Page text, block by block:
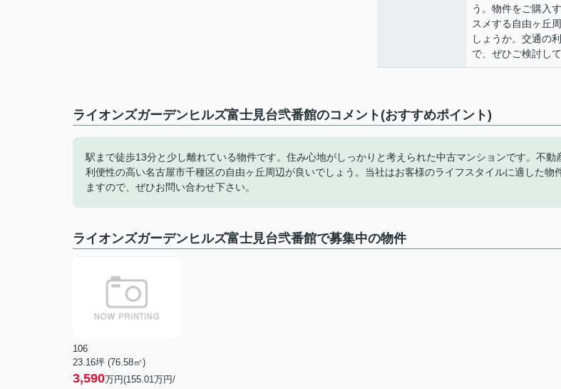
う。物件をご購入
スメする自由ヶ丘
しょうか。交通の
で、ぜひご検討して
ライオンズガーデンヒルズ富士見台弐番館のコメント(おすすめポイント)
駅まで徒歩13分と少し離れている物件です。住み心地がしっかりと考えられた中古マンションです。不動
利便性の高い名古屋市千種区の自由ヶ丘周辺が良いでしょう。当社はお客様のライフスタイルに適した物
ますので、ぜひお問い合わせ下さい。
ライオンズガーデンヒルズ富士見台弐番館で募集中の物件
106
23.16坪 (76.58㎡)
3,590万円(155.01万円/